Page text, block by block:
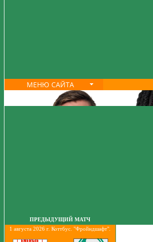
МЕНЮ САЙТА
ПРЕДЫДУЩИЙ МАТЧ
1 августа 2026 г. Коттбус. "Фройндшафт".